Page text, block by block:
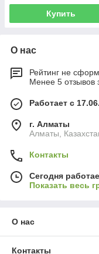
Купить
О нас
Рейтинг не
Менее 5 отзывов
Работает с
г. Алматы
Алматы,
Контакты
Сегодня
Показать весь
О нас
Контакты